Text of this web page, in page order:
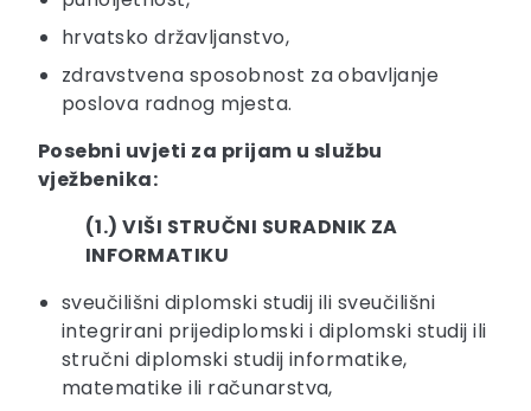
hrvatsko državljanstvo,
zdravstvena sposobnost za obavljanje
poslova radnog mjesta.
Posebni uvjeti za prijam u službu
vježbenika:
(1.) VIŠI STRUČNI SURADNIK ZA
INFORMATIKU
sveučilišni diplomski studij ili sveučilišni
integrirani prijediplomski i diplomski studij ili
stručni diplomski studij informatike,
matematike ili računarstva,